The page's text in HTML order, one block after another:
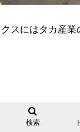
スにはタカ産業
検索